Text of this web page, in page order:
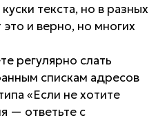
текста, но в разных
и верно, но многих
регулярно слать
спискам адресов
«Если не хотите
— ответьте с